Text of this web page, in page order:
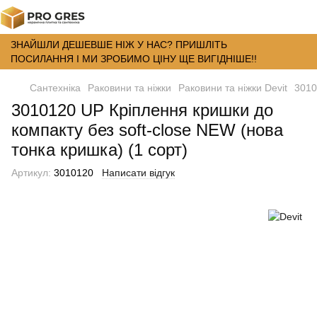
ЗНАЙШЛИ ДЕШЕВШЕ НІЖ У НАС? ПРИШЛІТЬ
ПОСИЛАННЯ І МИ ЗРОБИМО ЦІНУ ЩЕ ВИГІДНІШЕ!!
Сантехніка Раковини та ніжки Раковини та ніжки Devit
3010120 UP Кріплення кришки до
компакту без soft-close NEW (нова
тонка кришка) (1 сорт)
Артикул: 3010120 Написати відгук